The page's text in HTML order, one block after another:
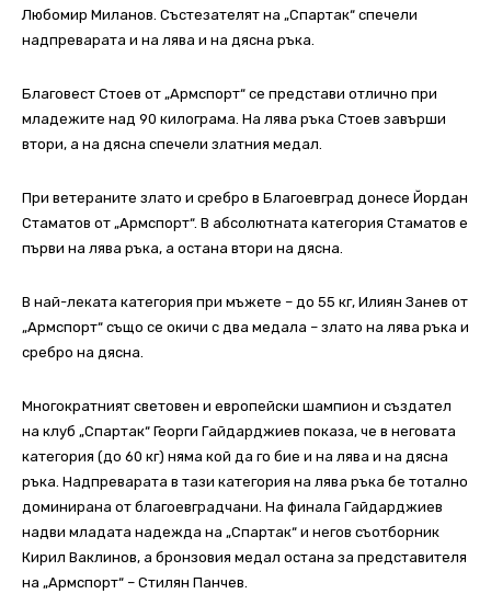
Любомир Миланов. Състезателят на „Спартак“ спечели
надпреварата и на лява и на дясна ръка.
Благовест Стоев от „Армспорт“ се представи отлично при
младежите над 90 килограма. На лява ръка Стоев завърши
втори, а на дясна спечели златния медал.
При ветераните злато и сребро в Благоевград донесе Йордан
Стаматов от „Армспорт“. В абсолютната категория Стаматов е
първи на лява ръка, а остана втори на дясна.
В най-леката категория при мъжете – до 55 кг, Илиян Занев от
„Армспорт“ също се окичи с два медала – злато на лява ръка и
сребро на дясна.
Многократният световен и европейски шампион и създател
на клуб „Спартак“ Георги Гайдарджиев показа, че в неговата
категория (до 60 кг) няма кой да го бие и на лява и на дясна
ръка. Надпреварата в тази категория на лява ръка бе тотално
доминирана от благоевградчани. На финала Гайдарджиев
надви младата надежда на „Спартак“ и негов съотборник
Кирил Ваклинов, а бронзовия медал остана за представителя
на „Армспорт“ – Стилян Панчев.